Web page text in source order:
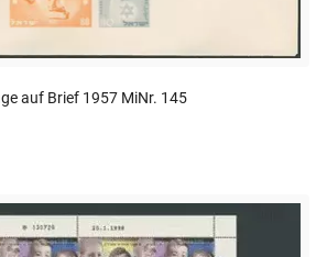
auf Brief 1957 MiNr. 145